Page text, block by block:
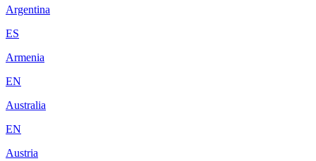
Argentina
ES
Armenia
EN
Australia
EN
Austria